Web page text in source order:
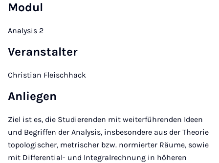
Modul
Analysis 2
Veranstalter
Christian Fleischhack
Anliegen
Ziel ist es, die Studierenden mit weiterführenden Ideen
und Begriffen der Analysis, insbesondere aus der Theorie
topologischer, metrischer bzw. normierter Räume, sowie
mit Differential- und Integralrechnung in höheren